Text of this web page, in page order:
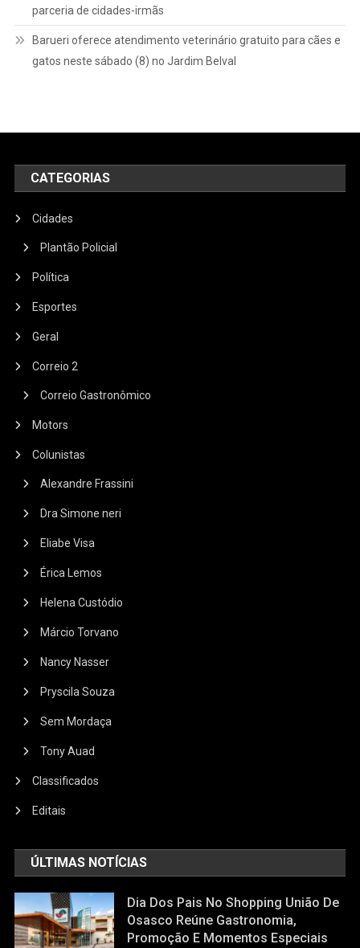
parceria de cidades-irmãs
Barueri oferece atendimento veterinário gratuito para cães e
gatos neste sábado (8) no Jardim Belval
CATEGORIAS
Cidades
Plantão Policial
Política
Esportes
Geral
Correio 2
Correio Gastronômico
Motors
Colunistas
Alexandre Frassini
Dra Simone neri
Eliabe Visa
Érica Lemos
Helena Custódio
Márcio Torvano
Nancy Nasser
Pryscila Souza
Sem Mordaça
Tony Auad
Classificados
Editais
ÚLTIMAS NOTÍCIAS
Dia Dos Pais No Shopping União De
Osasco Reúne Gastronomia,
Promoção E Momentos Especiais